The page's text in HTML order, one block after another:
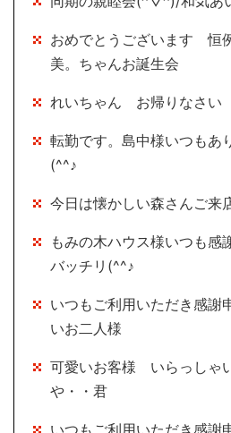
おめでとうございます 恒
美。ちゃんお誕生会
れいちゃん お帰りなさい
転勤です。島中様いつもあ
(^^♪
今日は懐かしい森さんご来
もみの木ハウス様いつも
バッチリ(^^♪
いつもご利用いただき感謝
いお二人様
可愛いお客様 いらっしゃ
や・・君
いつもご利用いただき感謝